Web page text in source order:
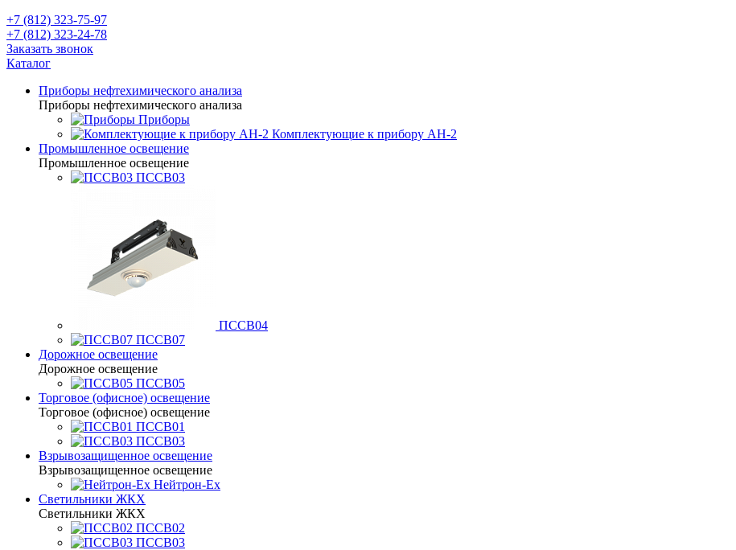
+7 (812) 323-75-97
+7 (812) 323-24-78
Заказать звонок
Каталог
Приборы нефтехимического анализа
Приборы нефтехимического анализа
Приборы
Комплектующие к прибору АН-2
Промышленное освещение
Промышленное освещение
ПССВ03
ПССВ04
ПССВ07
Дорожное освещение
Дорожное освещение
ПССВ05
Торговое (офисное) освещение
Торговое (офисное) освещение
ПССВ01
ПССВ03
Взрывозащищенное освещение
Взрывозащищенное освещение
Нейтрон-Ex
Светильники ЖКХ
Светильники ЖКХ
ПССВ02
ПССВ03